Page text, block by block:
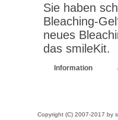
Sie haben
Bleaching-
neues
das smileKit.
Information
Copyright (C) 2007-2017 by